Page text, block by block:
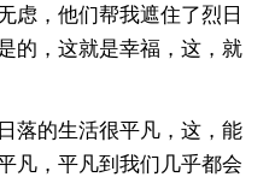
虑，他们帮我遮住了烈日
的，这就是幸福，这，就
落的生活很平凡，这，能
凡，平凡到我们几乎都会